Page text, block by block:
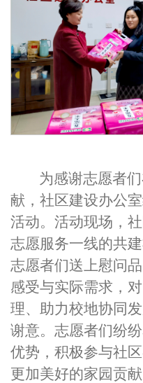
为感谢志愿者
献，社区建设办公
活动。活动现场，
志愿服务一线的共
志愿者们送上慰问
感受与实际需求，
理、助力校地协同
谢意。志愿者们纷
优势，积极参与社
更加美好的家园贡献